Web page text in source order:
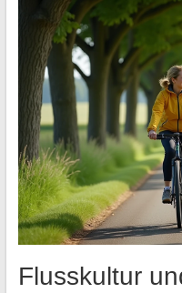
Flusskultur